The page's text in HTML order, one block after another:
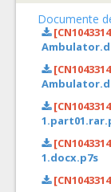
Documente
1.docx.p7s